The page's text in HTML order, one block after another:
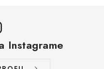
Instagrame